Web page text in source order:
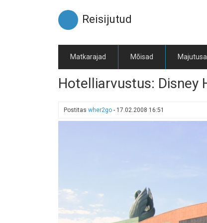
Reisijutud
Matkarajad Mõisad
Hotelliarvustus: Disney
Postitas wher2go - 17.02.2008 16:51